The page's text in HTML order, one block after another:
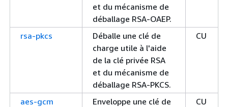
et du mécanisme de
déballage RSA-OAEP.
rsa-pkcs
Déballe une clé de
charge utile à l'aide
de la clé privée RSA
et du mécanisme de
déballage RSA-PKCS.
CU
aes-gcm
Enveloppe une clé de
CU